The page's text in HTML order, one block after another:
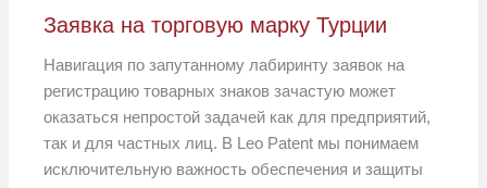
Заявка на торговую марку Турции
Навигация по запутанному лабиринту заявок на
регистрацию товарных знаков зачастую может
оказаться непростой задачей как для предприятий,
так и для частных лиц. В Leo Patent мы понимаем
исключительную важность обеспечения и защиты